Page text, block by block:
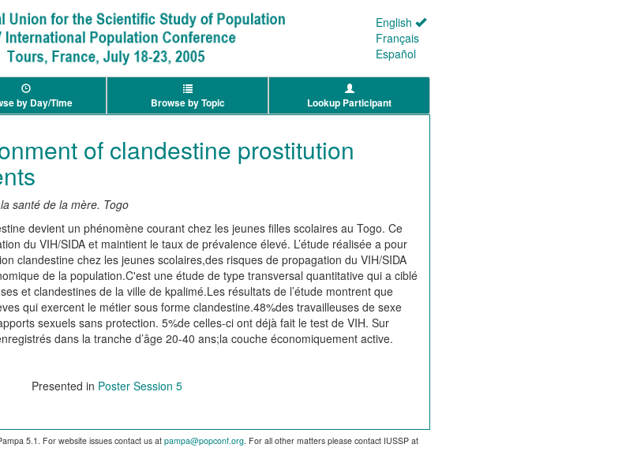
English
Français
Español
by Day/Time Browse by Topic Lookup Participant
of clandestine prostitution
santé de la mère. Togo
devient un phénomène courant chez les jeunes filles scolaires au Togo. Ce
du VIH/SIDA et maintient le taux de prévalence élevé. L’étude réalisée a pour
clandestine chez les jeunes scolaires,des risques de propagation du VIH/SIDA
de la population.C'est une étude de type transversal quantitative qui a ciblé
et clandestines de la ville de kpalimé.Les résultats de l’étude montrent que
qui exercent le métier sous forme clandestine.48%des travailleuses de sexe
sexuels sans protection. 5%de celles-ci ont déjà fait le test de VIH. Sur
dans la tranche d’âge 20-40 ans;la couche économiquement active.
Presented in Poster Session 5
5.1. For website issues contact us at pampa@popconf.org. For all other matters please contact IUSSP at